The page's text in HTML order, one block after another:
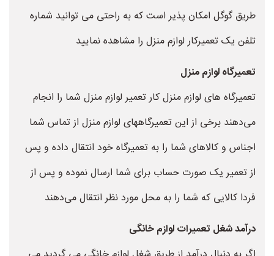
طریق گوگل امکان پذیر است که به راحتی می توانید شماره
تلفن یک تعمیرکار لوازم منزل را مشاهده نمایید
تعمیرگاه لوازم منزل
تعمیرگاه های لوازم منزل کار تعمیر لوازم منزل شما را انجام
می‌دهند برخی از این تعمیرگاههای لوازم منزل از تماس شما
اجناس و کالاهای شما را به تعمیرگاه خود انتقال داده و پس
از تعمیر یک صورت حساب برای شما ارسال نموده و پس از
فردا کالایی که شما را به محل مورد نظر انتقال می‌دهند
درآمد شغل تعمیرات لوازم خانگی